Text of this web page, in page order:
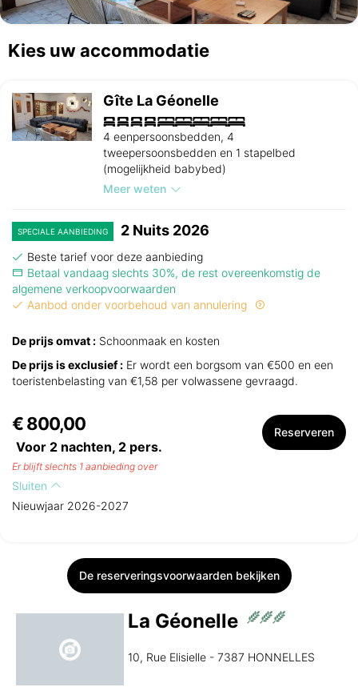
Kies uw accommodatie
Gîte La Géonelle
4 eenpersoonsbedden, 4
tweepersoonsbedden en 1 stapelbed
(mogelijkheid babybed)
Meer weten
SPECIALE AANBIEDING 2 Nuits 2026
Beste tarief voor deze aanbieding
Betaal vandaag slechts 30%, de rest overeenkomstig de
algemene verkoopvoorwaarden
Aanbod onder voorbehoud van annulering
De prijs omvat : Schoonmaak en kosten
De prijs is exclusief : Er wordt een borgsom van €500 en een
toeristenbelasting van €1,58 per volwassene gevraagd.
€ 800,00
Voor 2 nachten, 2 pers.
Reserveren
Er blijft slechts 1 aanbieding over
Sluiten
Nieuwjaar 2026-2027
De reserveringsvoorwaarden bekijken
La Géonelle
10, Rue Elisielle - 7387 HONNELLES